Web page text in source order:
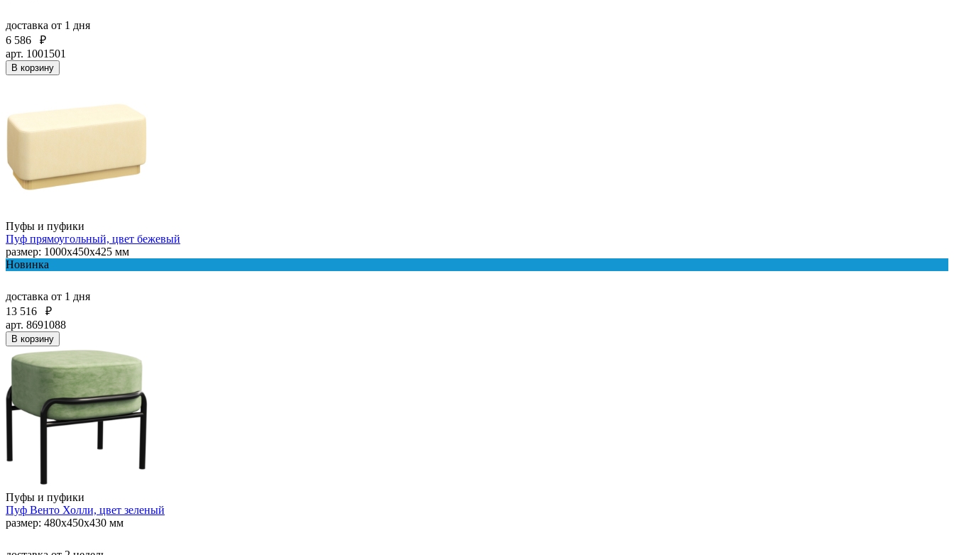
доставка от 1 дня
6 586
₽
арт. 1001501
В корзину
Пуфы и пуфики
Пуф прямоугольный, цвет бежевый
размер: 1000х450х425 мм
Новинка
доставка от 1 дня
13 516
₽
арт. 8691088
В корзину
Пуфы и пуфики
Пуф Венто Холли, цвет зеленый
размер: 480х450х430 мм